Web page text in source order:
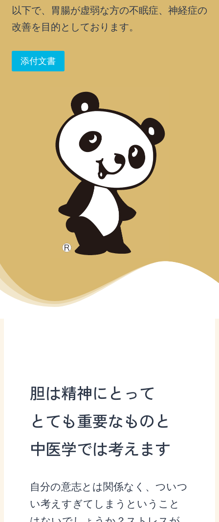
以下で、胃腸が虚弱な方の不眠症、神経症の
改善を目的としております。
添付文書
胆は精神にとって
とても重要なものと
中医学では考えます
自分の意志とは関係なく、ついつ
い考えすぎてしまうということ